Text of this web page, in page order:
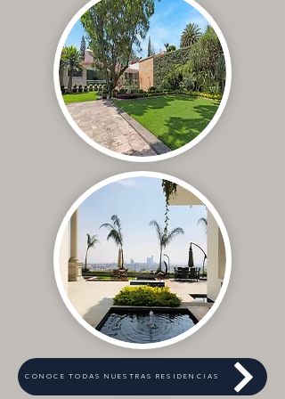
CONOCE TODAS NUESTRAS RESIDENCIAS